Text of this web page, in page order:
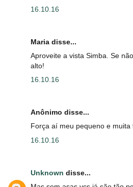
16.10.16
Maria disse...
Aproveite a vista Simba. Se
alto!
16.10.16
Anônimo disse...
Força aí meu pequeno e muita
16.10.16
Unknown disse...